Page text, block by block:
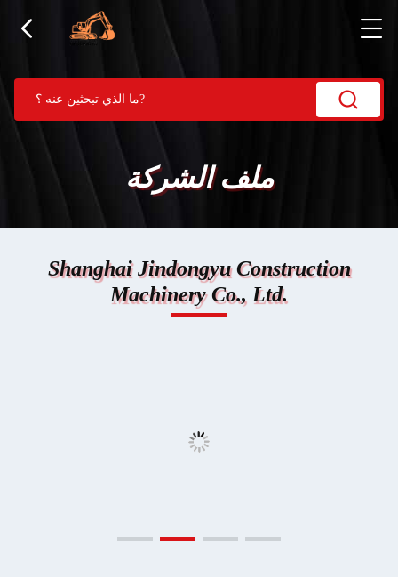
ملف الشركة
Shanghai Jindongyu Construction
Machinery Co., Ltd.